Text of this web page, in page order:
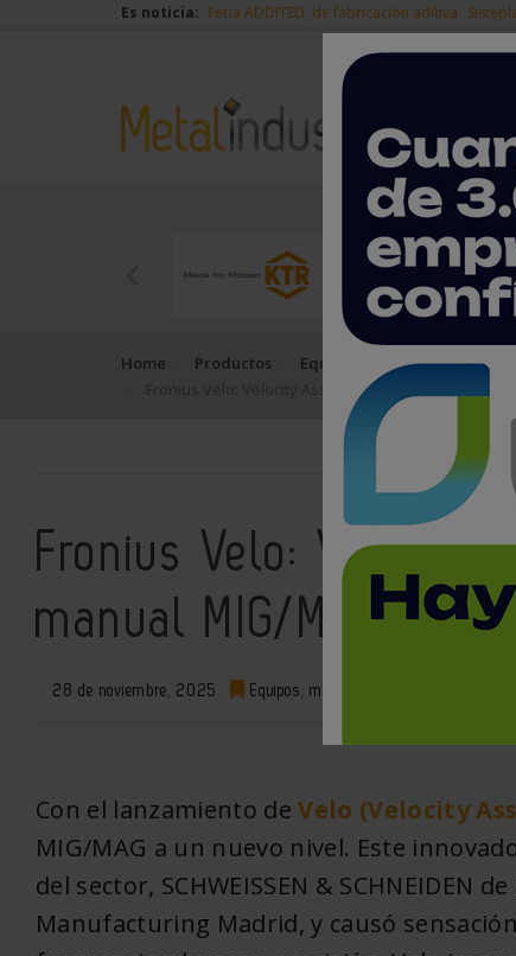
Es noticia: Feria ADDITED, de fabricación aditiva
Home Productos
Equipos, máquinas y
Fronius Velo: Velocity Assistant para soldadura
Fronius Velo: Velocity
manual MIG/MAG
28 de noviembre, 2025 Equipos, máquinas y herramientas
Con el lanzamiento deVelo (Velocity
MIG/MAG a un nuevo nivel. Este
del sector, SCHWEISSEN & SCHNEIDEN
Manufacturing Madrid, y causó